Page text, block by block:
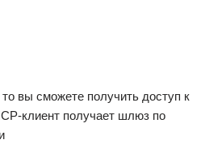
вы сможете получить доступ к
клиент получает шлюз по